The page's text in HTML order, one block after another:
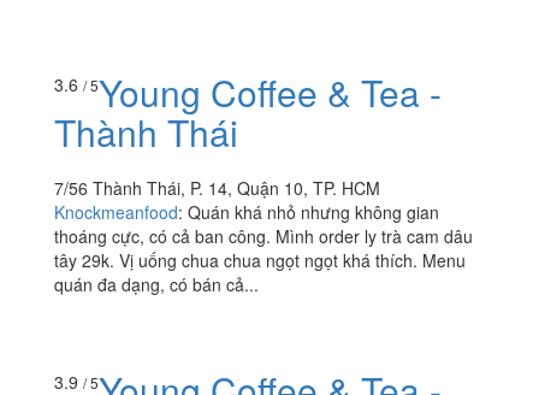
3.6/ 5Young Coffee & Tea -
Thành Thái
7/56 Thành Thái, P. 14, Quận 10, TP. HCM
quán đa dạng, có bán cả...